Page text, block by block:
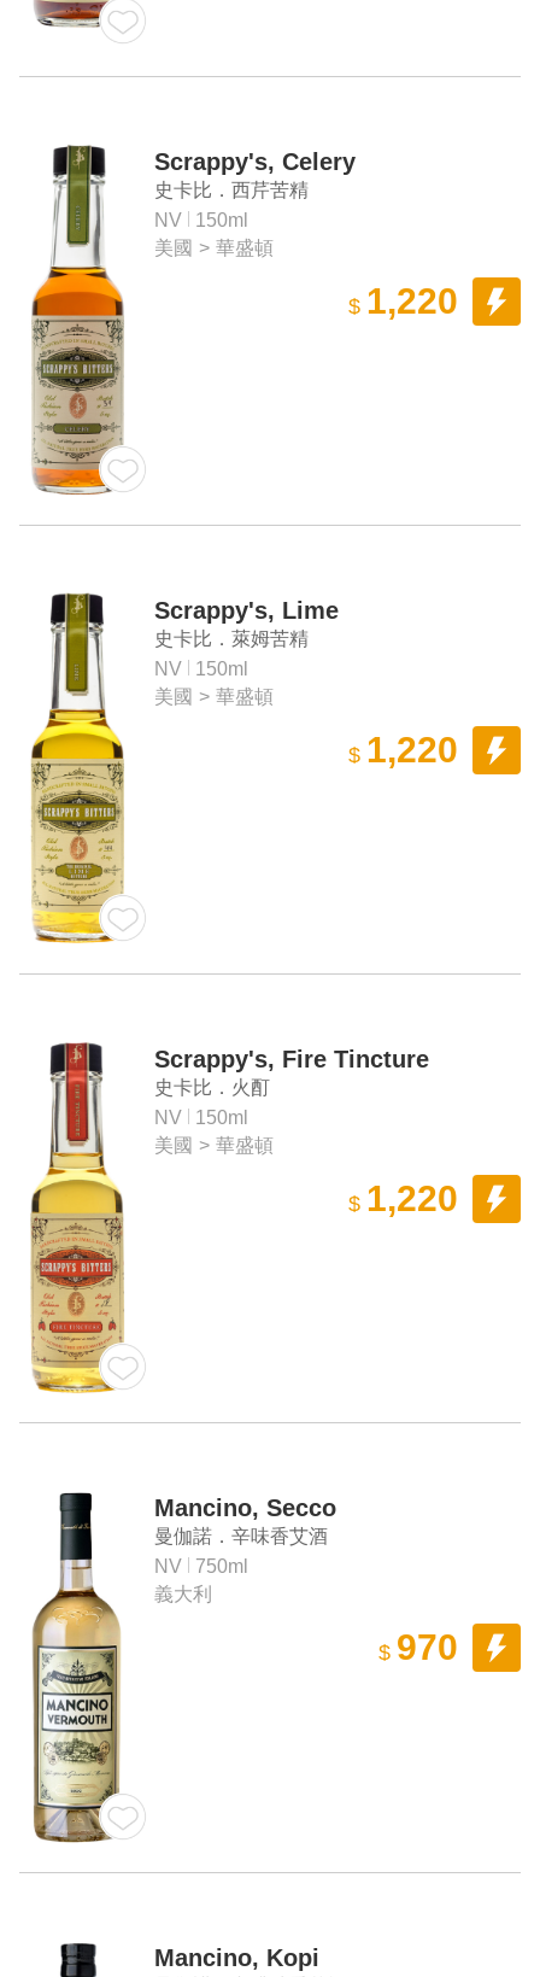
Scrappy's, Celery
史卡比．西芹苦精
NV
150ml
美國 > 華盛頓
$ 1,220
Scrappy's, Lime
史卡比．萊姆苦精
NV
150ml
美國 > 華盛頓
$ 1,220
Scrappy's, Fire Tincture
史卡比．火酊
NV
150ml
美國 > 華盛頓
$ 1,220
Mancino, Secco
曼伽諾．辛味香艾酒
NV
750ml
義大利
$ 970
Mancino, Kopi